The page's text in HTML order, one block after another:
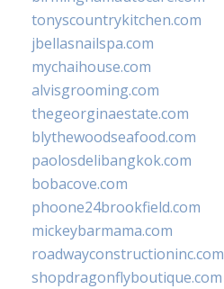
tonyscountrykitchen.com
jbellasnailspa.com
mychaihouse.com
alvisgrooming.com
thegeorginaestate.com
blythewoodseafood.com
paolosdelibangkok.com
bobacove.com
phoone24brookfield.com
mickeybarmama.com
roadwayconstructioninc.com
shopdragonflyboutique.com